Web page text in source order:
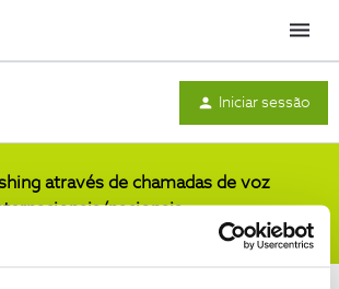
Menu
Iniciar sessão
através de chamadas de voz
nacionais